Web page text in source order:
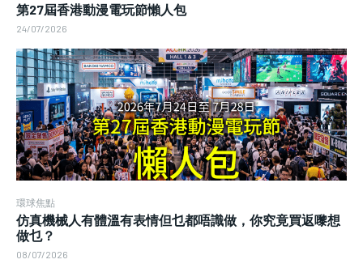
第27屆香港動漫電玩節懶人包
24/07/2026
環球焦點
仿真機械人有體溫有表情但乜都唔識做，你究竟買返嚟想
做乜？
08/07/2026